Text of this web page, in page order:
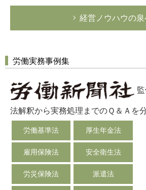
経営ノウハウの
労働実務事例集
法解釈から実務処理までのＱ＆Ａを
労働基準法 厚生年金法
雇用保険法 安全衛生法
労災保険法 派遣法